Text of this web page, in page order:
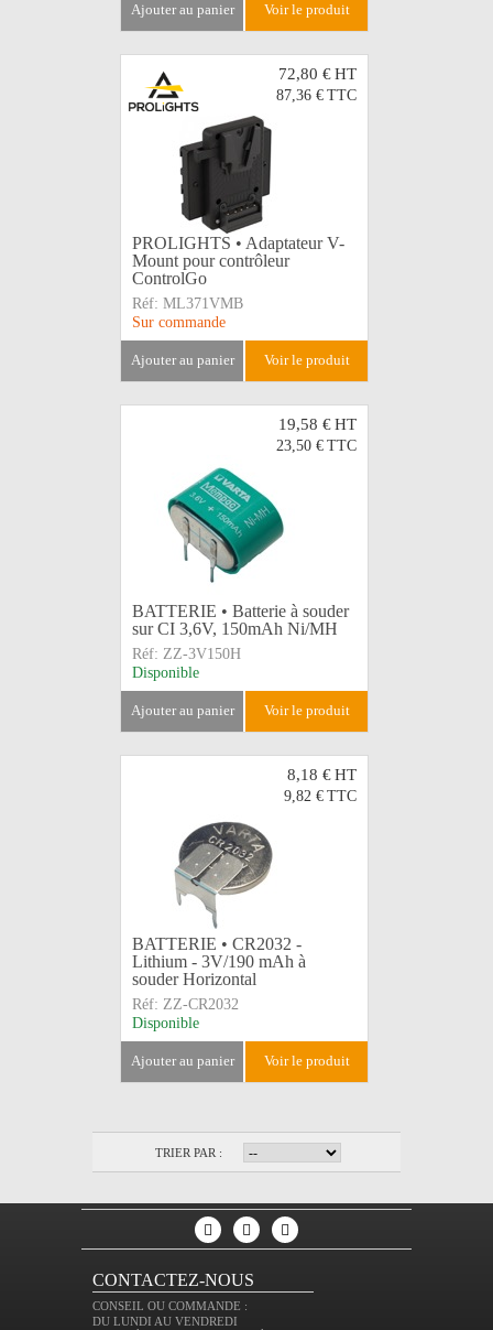
ajouter au panier voir le produit
72,80 €HT
87,36 € TTC
PROLIGHTS • Adaptateur V-
Mount pour contrôleur
ControlGo
Réf: ML371VMB
Sur commande
ajouter au panier voir le produit
19,58 €HT
23,50 € TTC
BATTERIE • Batterie à souder
sur CI 3,6V, 150mAh Ni/MH
Réf: ZZ-3V150H
Disponible
ajouter au panier voir le produit
8,18 €HT
9,82 € TTC
BATTERIE • CR2032 -
Lithium - 3V/190 mAh à
souder Horizontal
Réf: ZZ-CR2032
Disponible
ajouter au panier voir le produit
TRIER PAR :
CONTACTEZ-NOUS
CONSEIL OU COMMANDE :
DU LUNDI AU VENDREDI